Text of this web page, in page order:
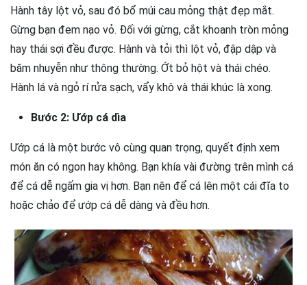
Hành tây lột vỏ, sau đó bổ múi cau mỏng thật đẹp mắt.
Gừng bạn đem nạo vỏ. Đối với gừng, cắt khoanh tròn mỏng
hay thái sợi đều được. Hành và tỏi thì lột vỏ, đập dập và
băm nhuyễn như thông thường. Ớt bỏ hột và thái chéo.
Hành lá và ngỏ rí rửa sạch, vẩy khô và thái khúc là xong.
Bước 2: Ướp cá dìa
Ướp cá là một bước vô cùng quan trọng, quyết định xem
món ăn có ngon hay không. Bạn khía vài đường trên mình cá
để cá dễ ngấm gia vị hơn. Bạn nên để cá lên một cái đĩa to
hoặc chảo để ướp cá dễ dàng và đều hơn.